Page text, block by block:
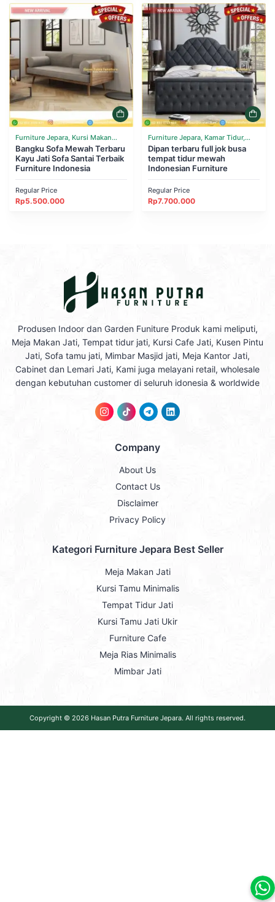
Furniture Jepara, Kursi Makan
Cafe Resto, Ruang Tamu, Sofa
Bangku Sofa Mewah Terbaru
Kayu Jati Sofa Santai Terbaik
Furniture Indonesia
Regular Price
Rp5.500.000
Furniture Jepara, Kamar Tidur,
Tempat Tidur
Dipan terbaru full jok busa
tempat tidur mewah
Indonesian Furniture
Regular Price
Rp7.700.000
Produsen Indoor dan Garden Funiture Produk kami meliputi,
Meja Makan Jati, Tempat tidur jati, Kursi Cafe Jati, Kusen Pintu
Jati, Sofa tamu jati, Mimbar Masjid jati, Meja Kantor Jati,
Cabinet dan Lemari Jati, Kami juga melayani retail, wholesale
dengan kebutuhan customer di seluruh idonesia & worldwide
Company
About Us
Contact Us
Disclaimer
Privacy Policy
Kategori Furniture Jepara Best Seller
Meja Makan Jati
Kursi Tamu Minimalis
Tempat Tidur Jati
Kursi Tamu Jati Ukir
Furniture Cafe
Meja Rias Minimalis
Mimbar Jati
Copyright © 2026 Hasan Putra Furniture Jepara. All rights reserved.